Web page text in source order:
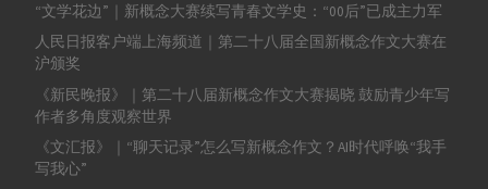
“文学花边”｜新概念大赛续写青春文学史：“00后”已成主力军
人民日报客户端上海频道｜第二十八届全国新概念作文大赛在
沪颁奖
《新民晚报》｜第二十八届新概念作文大赛揭晓 鼓励青少年写
作者多角度观察世界
《文汇报》｜“聊天记录”怎么写新概念作文？AI时代呼唤“我手
写我心”